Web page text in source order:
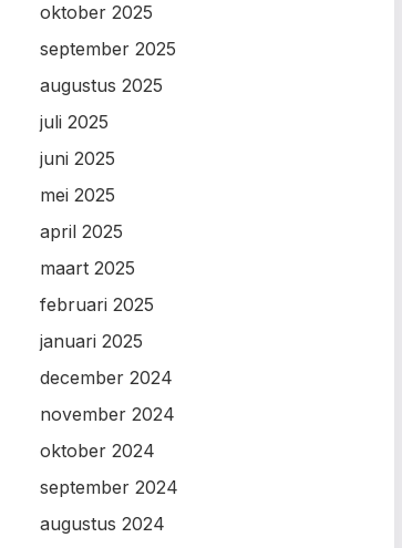
oktober 2025
september 2025
augustus 2025
juli 2025
juni 2025
mei 2025
april 2025
maart 2025
februari 2025
januari 2025
december 2024
november 2024
oktober 2024
september 2024
augustus 2024